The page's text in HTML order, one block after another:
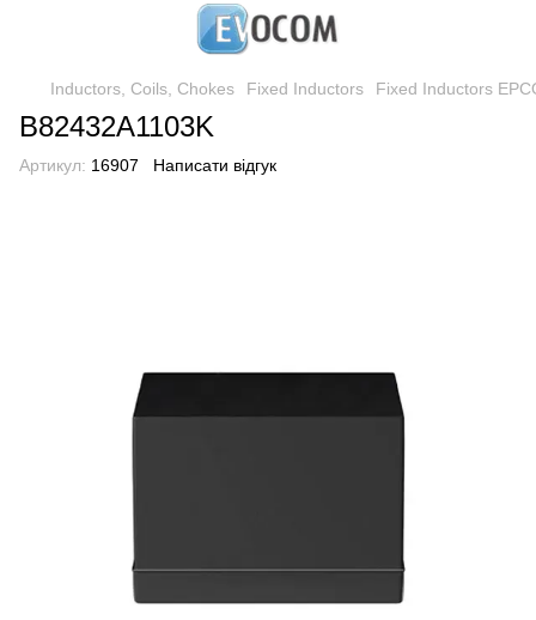
Inductors, Coils, Chokes Fixed Inductors Fixed Inductors
B82432A1103K
Артикул: 16907 Написати відгук